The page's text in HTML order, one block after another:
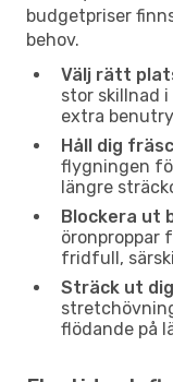
budgetpriser
behov.
Välj rätt
stor skillnad
extra
Håll dig
flygningen
längre
Blockera ut
öronproppar
fridfull,
Sträck ut
flödande på